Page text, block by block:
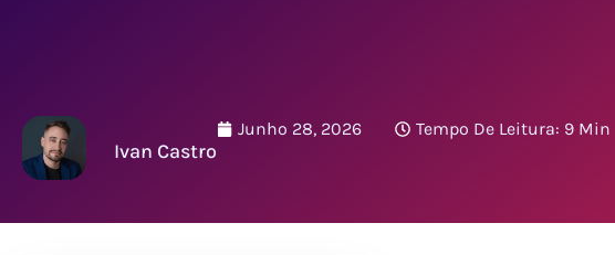
Junho 28, 2026 Tempo De Leitura: 9 Min
Ivan Castro